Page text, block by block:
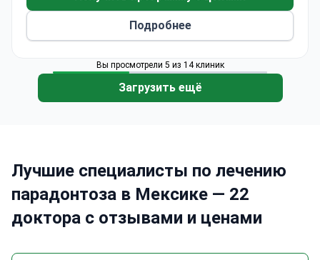
сумму обычно входят диагностические
рентгеновские снимки, необходимое лечение
корневых каналов и последующее наблюдение.
Подробнее
Вы просмотрели 5 из 14 клиник
Загрузить ещё
Лучшие специалисты по лечению
парадонтоза в Мексике — 22
доктора с отзывами и ценами